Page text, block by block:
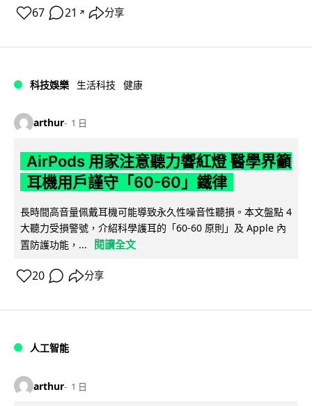
67 21 ↗ 分享
科技娛樂 生活科技 健康
arthur 1 日
AirPods 用家注意聽力響紅燈 醫學界籲
耳機用戶謹守「60-60」鐵律
長時間高音量佩戴耳機可能導致永久性噪音性聽損。本文盤點 4
大聽力受損警號，介紹科學護耳的「60-60 原則」及 Apple 內
置防護功能，...
閱讀全文
20 分享
人工智能
arthur 1 日